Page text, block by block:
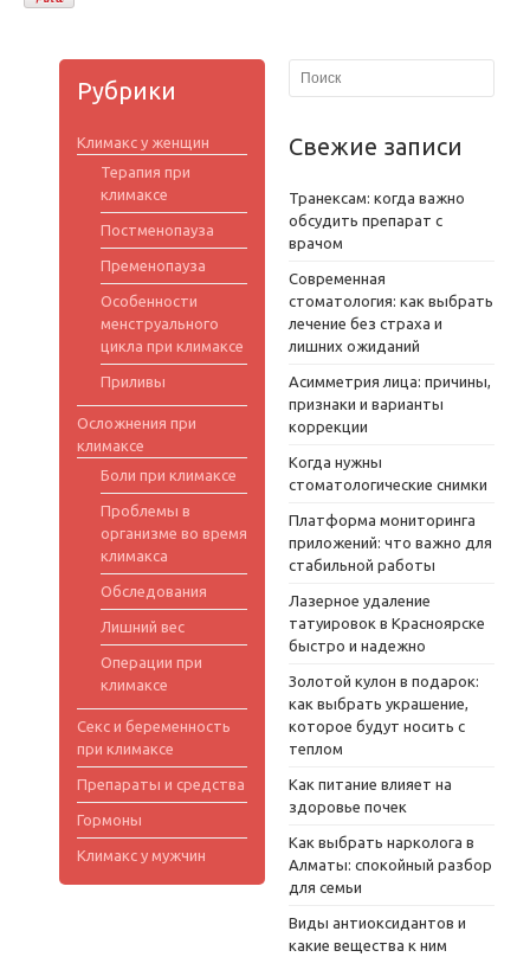
Рубрики
Климакс у женщин
Терапия при
климаксе
Постменопауза
Пременопауза
Особенности
менструального
цикла при климаксе
Приливы
Осложнения при
климаксе
Боли при климаксе
Проблемы в
организме во время
климакса
Обследования
Лишний вес
Операции при
климаксе
Секс и беременность
при климаксе
Препараты и средства
Гормоны
Климакс у мужчин
Свежие записи
Транексам: когда важно
обсудить препарат с
врачом
Современная
стоматология: как выбрать
лечение без страха и
лишних ожиданий
Асимметрия лица: причины,
признаки и варианты
коррекции
Когда нужны
стоматологические снимки
Платформа мониторинга
приложений: что важно для
стабильной работы
Лазерное удаление
татуировок в Красноярске
быстро и надежно
Золотой кулон в подарок:
как выбрать украшение,
которое будут носить с
теплом
Как питание влияет на
здоровье почек
Как выбрать нарколога в
Алматы: спокойный разбор
для семьи
Виды антиоксидантов и
какие вещества к ним